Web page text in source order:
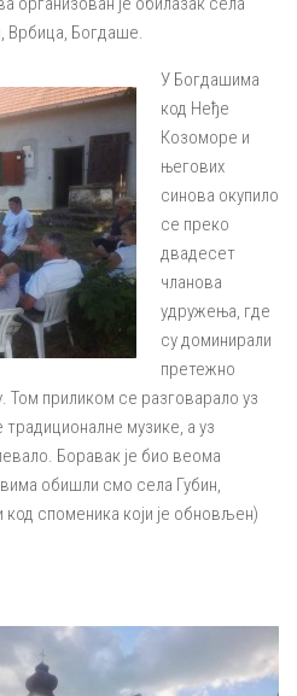
Врбица, Богдаше.
У Богдашима
код Неђе
Козоморе и
његових
синова окупило
се преко
двадесет
чланова
удружења, где
су доминирали
претежно
Том приликом се разговарало уз
музике, а уз
Боравак је био веома
обишли смо села Губин,
споменика који је обновљен)